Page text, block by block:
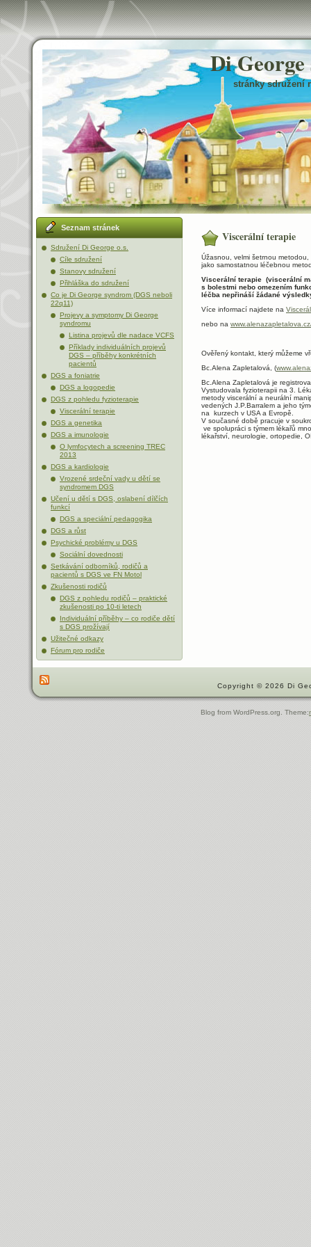
Di
stránky sdružení
Seznam stránek
Sdružení Di George o.s.
Cíle sdružení
Stanovy sdružení
Přihláška do sdružení
Co je Di George syndrom (DGS neboli
22q11)
Projevy a symptomy Di George
syndromu
Listina projevů dle nadace VCFS
Příklady individuálních projevů
DGS – příběhy konkrétních
pacientů
DGS a foniatrie
DGS a logopedie
DGS z pohledu fyzioterapie
Viscerální terapie
DGS a genetika
DGS a imunologie
O lymfocytech a screening TREC
2013
DGS a kardiologie
Vrozené srdeční vady u dětí se
syndromem DGS
Učení u dětí s DGS, oslabení dílčích
funkcí
DGS a speciální pedagogika
DGS a růst
Psychické problémy u DGS
Sociální dovednosti
Setkávání odborníků, rodičů a
pacientů s DGS ve FN Motol
Zkušenosti rodičů
DGS z pohledu rodičů – praktické
zkušenosti po 10-ti letech
Individuální příběhy – co rodiče dětí
s DGS prožívají
Užitečné odkazy
Fórum pro rodiče
Viscerální terapie
Úžasnou, velmi šetrnou
jako samostatnou léčebnou
Viscerální terapie (viscerální
s bolestmi nebo omezením
léčba nepřináší žádané
Více informací najdete na
nebo na
Ověřený kontakt, který můžeme
Bc.Alena Zapletalová, (
Bc.Alena Zapletalová je
Vystudovala fyzioterapii na 3.
metody viscerální a neurální
vedených J.P.Barralem a jeho
na kurzech v USA a Evropě.
V současné době pracuje v
ve spolupráci s týmem lékařů
lékařství, neurologie, ortopedie,
Copyright © 2026 Di
Blog from WordPress.org. Theme: